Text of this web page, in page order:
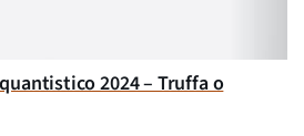
2024 – Truffa o